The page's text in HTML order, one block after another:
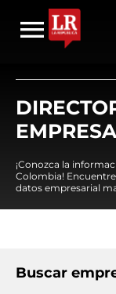
¡Conozca la
Colombia!
datos empresarial
Buscar